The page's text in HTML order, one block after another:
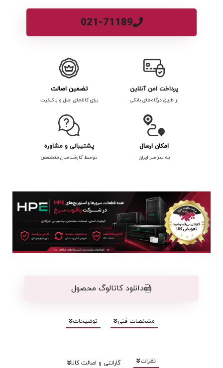
021-71189
پرداخت امن آنلاین
از طریق درگاه‌های بانکی
تضمین اصالت
برای کالاهای اصل و باکیفیت
امکان ارسال
به سراسر ایران
پشتیبانی و مشاوره
توسط کارشناسان متخصص
دانلود کاتالوگ محصول
مشخصات فنی توضیحات
نظرات گارانتی و اصالت کالا